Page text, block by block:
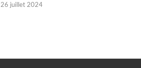
26 juillet 2024